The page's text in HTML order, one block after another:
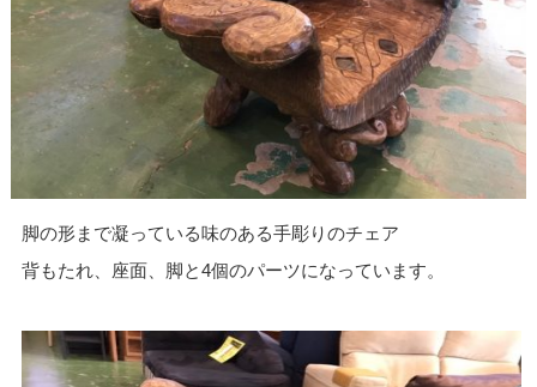
脚の形まで凝っている味のある手彫りのチェア
背もたれ、座面、脚と4個のパーツになっています。